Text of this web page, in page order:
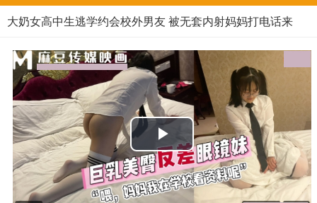
大奶女高中生逃学约会校外男友 被无套内射妈妈打电话来